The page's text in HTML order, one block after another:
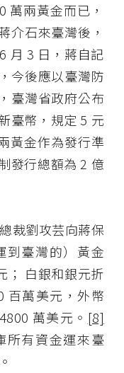
萬兩黃金而已，
介石來臺灣後，
月 3 日，蔣自記
今後應以臺灣防
臺灣省政府公布
臺幣，規定 5 元
黃金作為發行準
發行總額為 2 億
裁劉攻芸向蔣保
到臺灣的）黃金
； 白銀和銀元折
百萬美元，外幣
萬美元。 [8]
所有資金運來臺